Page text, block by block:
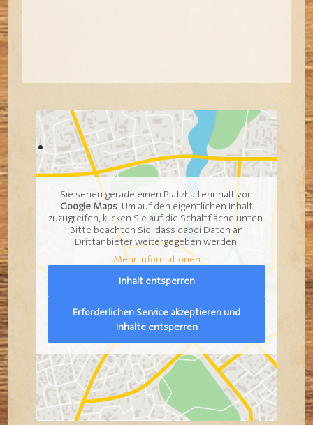
Sie sehen gerade einen Platzhalterinhalt von
Google Maps . Um auf den eigentlichen Inhalt
zuzugreifen, klicken Sie auf die Schaltfläche unten.
Bitte beachten Sie, dass dabei Daten an
Drittanbieter weitergegeben werden.
Mehr Informationen
Inhalt entsperren
Erforderlichen Service akzeptieren und
Inhalte entsperren